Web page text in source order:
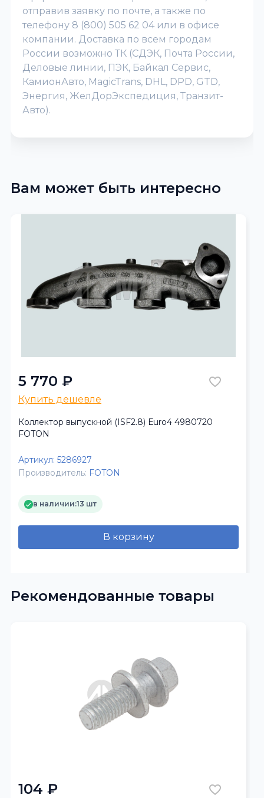
отправив заявку по почте, а также по
телефону 8 (800) 505 62 04 или в офисе
компании. Доставка по всем городам
России возможно ТК (СДЭК, Почта России,
Деловые линии, ПЭК, Байкал Сервис,
КамионАвто, MagicTrans, DHL, DPD, GTD,
Энергия, ЖелДорЭкспедиция, Транзит-
Авто).
Вам может быть интересно
5 770 ₽
Купить дешевле
Коллектор выпускной (ISF2.8) Еuro4 4980720
FOTON
Артикул: 5286927
Производитель: FOTON
в наличии:13 шт
В корзину
Рекомендованные товары
104 ₽